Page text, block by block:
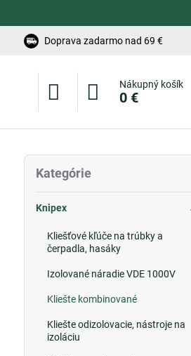
Doprava zadarmo nad 69 €
Nákupný košík
0 €
Kategórie
Knipex
Kliešťové kľúče na trúbky a
čerpadla, hasáky
Izolované náradie VDE 1000V
Kliešte kombinované
Kliešte odizolovacie, nástroje na
izoláciu